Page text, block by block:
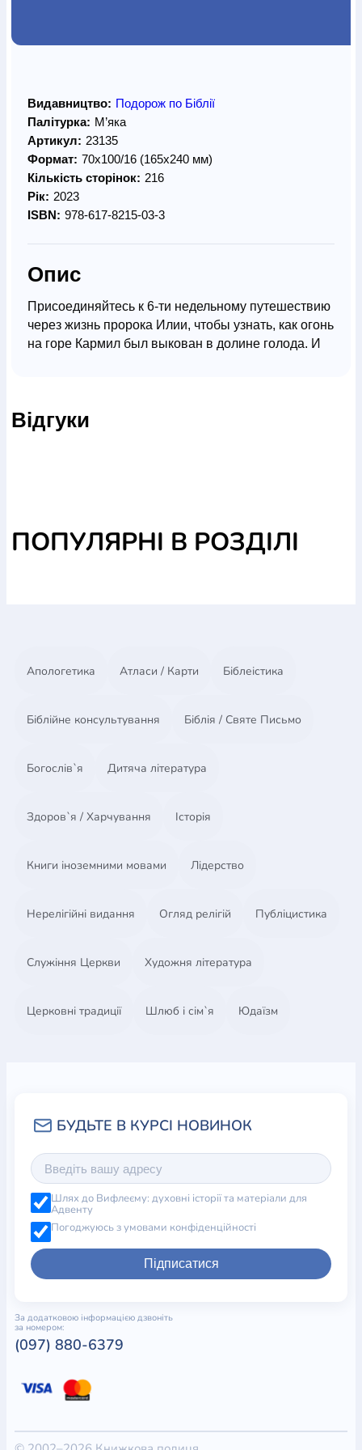
Видавництво: Подорож по Біблії
Палітурка: М’яка
Артикул: 23135
Формат: 70х100/16 (165х240 мм)
Кількість сторінок: 216
Рік: 2023
ISBN: 978-617-8215-03-3
Опис
Присоединяйтесь к 6-ти недельному путешествию
через жизнь пророка Илии, чтобы узнать, как огонь
на горе Кармил был выкован в долине голода. И
Наш мир больше чем когда-либо жаждет того,
Відгуки
ПОПУЛЯРНІ В РОЗДІЛІ
Апологетика Атласи / Карти Біблеістика
Біблійне консультування Біблія / Святе Письмо
Богослів`я Дитяча література
Здоров`я / Харчування Історія
Книги іноземними мовами Лідерство
Нерелігійні видання Огляд релігій Публіцистика
Служіння Церкви Художня література
Церковні традиції Шлюб і сім`я Юдаїзм
Шлях до Вифлеєму: духовні історії та матеріали для
Адвенту
Погоджуюсь з умовами конфіденційності
Підписатися
За додатковою інформацією дзвоніть
за номером:
(097) 880-6379